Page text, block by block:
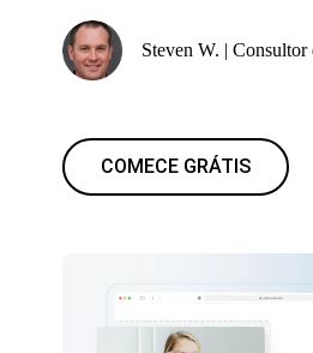
Steven W. | Consultor
COMECE GRÁTIS